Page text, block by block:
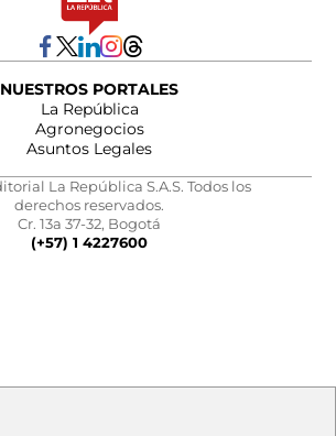
NUESTROS PORTALES
La República
Agronegocios
Asuntos Legales
La República S.A.S. Todos los
derechos reservados.
Cr. 13a 37-32, Bogotá
(+57) 1 4227600